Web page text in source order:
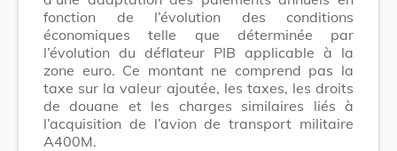
fonction de l’évolution des conditions
économiques telle que déterminée par
l’évolution du déflateur PIB applicable à la
zone euro. Ce montant ne comprend pas la
taxe sur la valeur ajoutée, les taxes, les droits
de douane et les charges similaires liés à
l’acquisition de l’avion de transport militaire
A400M.